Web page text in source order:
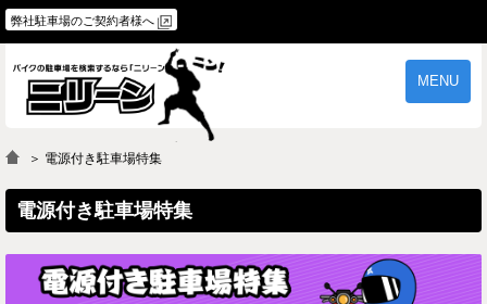
弊社駐車場のご契約者様へ
MENU
物件一覧
＞ 電源付き駐車場特集
電源付き駐車場特集